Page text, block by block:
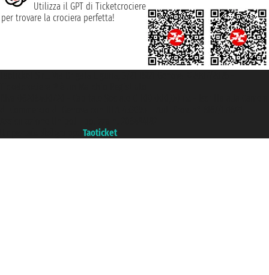
Utilizza il GPT di Ticketcrociere
per trovare la crociera perfetta!
Taoticket